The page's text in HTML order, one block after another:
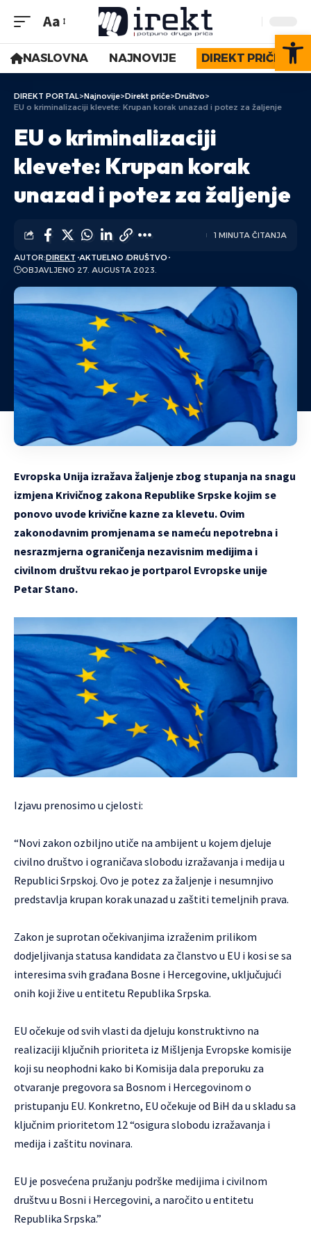
Aa
NASLOVNA NAJNOVIJE DIREKT PRIČE
DIREKT PORTAL>Najnovije>Direkt priče>Društvo>
EU o kriminalizaciji klevete: Krupan korak unazad i potez za žaljenje
EU o kriminalizaciji
klevete: Krupan korak
unazad i potez za žaljenje
AUTOR:DIREKT AKTUELNO DRUŠTVO
OBJAVLJENO 27. AUGUSTA 2023.
1 MINUTA ČITANJA
Evropska Unija izražava žaljenje zbog stupanja na snagu
izmjena Krivičnog zakona Republike Srpske kojim se
ponovo uvode krivične kazne za klevetu. Ovim
zakonodavnim promjenama se nameću nepotrebna i
nesrazmjerna ograničenja nezavisnim medijima i
civilnom društvu rekao je portparol Evropske unije
Petar Stano.
Izjavu prenosimo u cjelosti:
“Novi zakon ozbiljno utiče na ambijent u kojem djeluje
civilno društvo i ograničava slobodu izražavanja i medija u
Republici Srpskoj. Ovo je potez za žaljenje i nesumnjivo
predstavlja krupan korak unazad u zaštiti temeljnih prava.
Zakon je suprotan očekivanjima izraženim prilikom
dodjeljivanja statusa kandidata za članstvo u EU i kosi se sa
interesima svih građana Bosne i Hercegovine, uključujući
onih koji žive u entitetu Republika Srpska.
EU očekuje od svih vlasti da djeluju konstruktivno na
realizaciji ključnih prioriteta iz Mišljenja Evropske komisije
koji su neophodni kako bi Komisija dala preporuku za
otvaranje pregovora sa Bosnom i Hercegovinom o
pristupanju EU. Konkretno, EU očekuje od BiH da u skladu sa
ključnim prioritetom 12 “osigura slobodu izražavanja i
medija i zaštitu novinara.
EU je posvećena pružanju podrške medijima i civilnom
društvu u Bosni i Hercegovini, a naročito u entitetu
Republika Srpska.”